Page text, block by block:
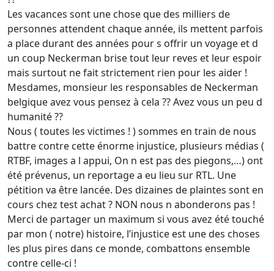
Les vacances sont une chose que des milliers de
personnes attendent chaque année, ils mettent parfois
a place durant des années pour s offrir un voyage et d
un coup Neckerman brise tout leur reves et leur espoir
mais surtout ne fait strictement rien pour les aider !
Mesdames, monsieur les responsables de Neckerman
belgique avez vous pensez à cela ?? Avez vous un peu d
humanité ??
Nous ( toutes les victimes ! ) sommes en train de nous
battre contre cette énorme injustice, plusieurs médias (
RTBF, images a l appui, On n est pas des piegons,…) ont
été prévenus, un reportage a eu lieu sur RTL. Une
pétition va être lancée. Des dizaines de plaintes sont en
cours chez test achat ? NON nous n abonderons pas !
Merci de partager un maximum si vous avez été touché
par mon ( notre) histoire, l’injustice est une des choses
les plus pires dans ce monde, combattons ensemble
contre celle-ci !